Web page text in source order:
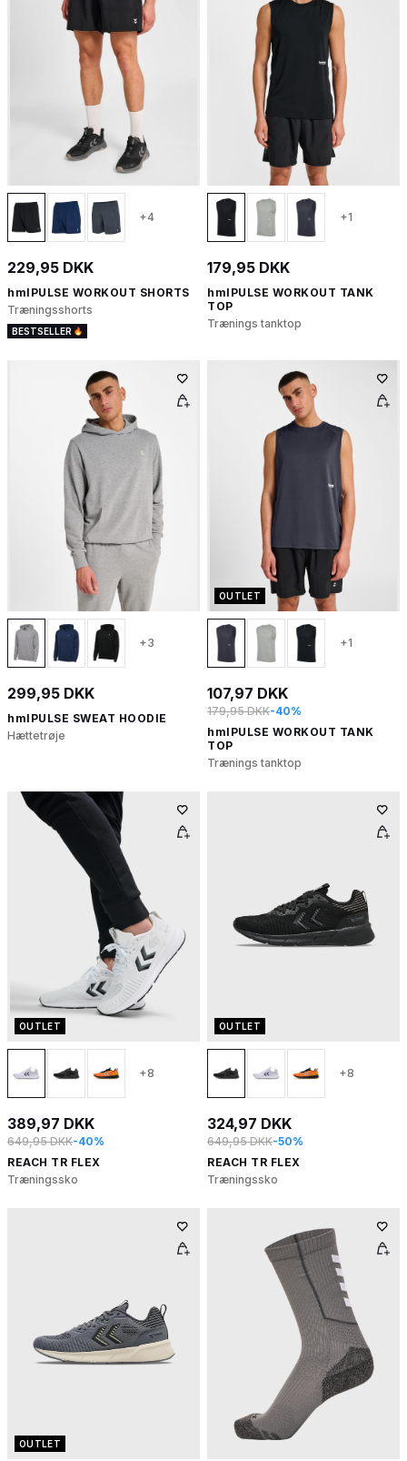
+4
229,95 DKK
hmlPULSE WORKOUT SHORTS
Træningsshorts
BESTSELLER
+1
179,95 DKK
hmlPULSE WORKOUT TANK
TOP
Trænings tanktop
+3
299,95 DKK
hmlPULSE SWEAT HOODIE
Hættetrøje
OUTLET
+1
107,97 DKK
179,95 DKK-40%
hmlPULSE WORKOUT TANK
TOP
Trænings tanktop
OUTLET
+8
389,97 DKK
649,95 DKK-40%
REACH TR FLEX
Træningssko
OUTLET
+8
324,97 DKK
649,95 DKK-50%
REACH TR FLEX
Træningssko
OUTLET